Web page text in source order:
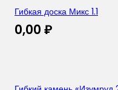
Гибкая доска Микс 1.1
0,00 ₽